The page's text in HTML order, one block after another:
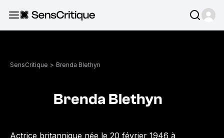
SensCritique > Brenda Blethyn
Brenda Blethyn
Actrice britannique née le 20 février 1946 à